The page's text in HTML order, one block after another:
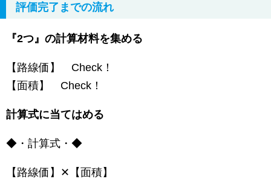
評価完了までの流れ
『2つ』の計算材料を集める
【路線価】 Check！
【面積】 Check！
計算式に当てはめる
◆・計算式・◆
【路線価】✕【面積】